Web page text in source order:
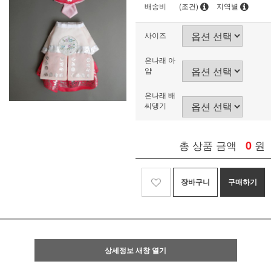
배송비
(조건) 지역별
사이즈
은나래 아
얌
은나래 배
씨댕기
총 상품 금액 0 원
장바구니 구매하기
상세정보 새창 열기